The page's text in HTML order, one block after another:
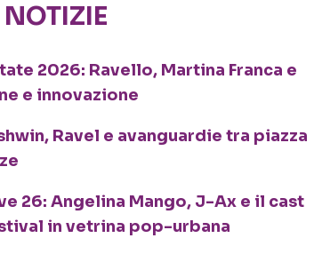
NOTIZIE
2026: Ravello, Martina Franca e
e innovazione
Ravel e avanguardie tra piazza
26: Angelina Mango, J-Ax e il cast
in vetrina pop-urbana